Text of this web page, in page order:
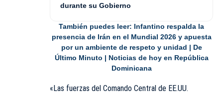
durante su Gobierno
También puedes leer: Infantino respalda la
presencia de Irán en el Mundial 2026 y apuesta
por un ambiente de respeto y unidad | De
Último Minuto | Noticias de hoy en República
Dominicana
«Las fuerzas del Comando Central de EE.UU.